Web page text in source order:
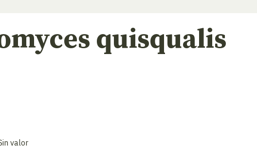
quisqualis
valor